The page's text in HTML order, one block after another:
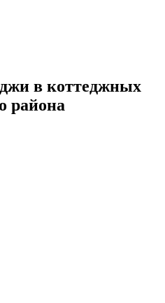
в коттеджных
района